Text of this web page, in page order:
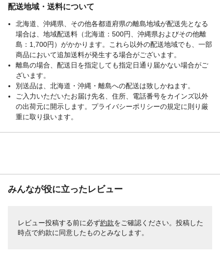
配送地域・送料について
北海道、沖縄県、その他各都道府県の離島地域が配送先となる
場合は、地域配送料（北海道：500円、沖縄県およびその他離
島：1,700円）がかかります。これら以外の配送地域でも、一部
商品において追加送料が発生する場合がございます。
離島の場合、配送日を指定しても指定日通り届かない場合がご
ざいます。
別送品は、北海道・沖縄・離島への配送は致しかねます。
ご入力いただいたお届け先名、住所、電話番号をカインズ以外
の出荷元に開示します。プライバシーポリシーの規定に則り厳
重に取り扱います。
みんなが役に立ったレビュー
レビュー投稿する前に必ず約款をご確認ください。投稿した
時点で約款に同意したものとみなします。